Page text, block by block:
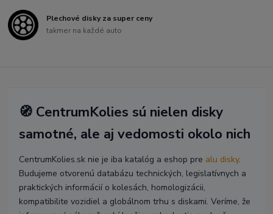
Plechové disky za super ceny
takmer na každé auto
🧭 CentrumKolies sú nielen disky
samotné, ale aj vedomosti okolo nich
CentrumKolies.sk nie je iba katalóg a eshop pre alu disky.
Budujeme otvorenú databázu technických, legislatívnych a
praktických informácií o kolesách, homologizácii,
kompatibilite vozidiel a globálnom trhu s diskami. Veríme, že